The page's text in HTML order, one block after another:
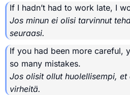
If I hadn’t had to work late, I
Jos minun ei olisi tarvinnut
seuraasi.
If you had been more careful,
so many mistakes.
Jos olisit ollut huolellisempi,
virheitä.